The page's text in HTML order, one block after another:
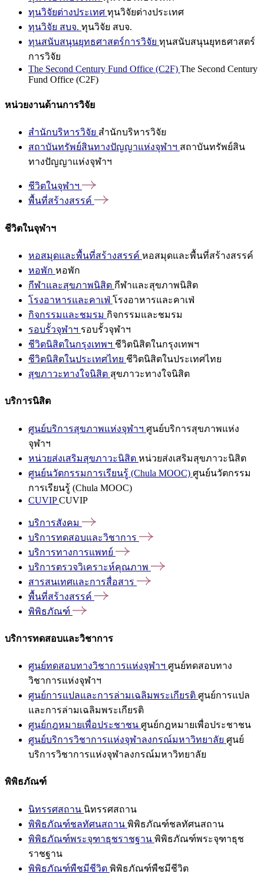
ทุนวิจัยต่างประเทศ ทุนวิจัยต่างประเทศ
ทุนวิจัย สบจ. ทุนวิจัย สบจ.
ทุนสนับสนุนยุทธศาสตร์การวิจัย ทุนสนับสนุนยุทธศาสตร์
การวิจัย
The Second Century Fund Office (C2F) The Second Century
Fund Office (C2F)
หน่วยงานด้านการวิจัย
สำนักบริหารวิจัย สำนักบริหารวิจัย
สถาบันทรัพย์สินทางปัญญาแห่งจุฬาฯ สถาบันทรัพย์สิน
ทางปัญญาแห่งจุฬาฯ
ชีวิตในจุฬาฯ
พื้นที่สร้างสรรค์
ชีวิตในจุฬาฯ
หอสมุดและพื้นที่สร้างสรรค์ หอสมุดและพื้นที่สร้างสรรค์
หอพัก หอพัก
กีฬาและสุขภาพนิสิต กีฬาและสุขภาพนิสิต
โรงอาหารและคาเฟ่ โรงอาหารและคาเฟ่
กิจกรรมและชมรม กิจกรรมและชมรม
รอบรั้วจุฬาฯ รอบรั้วจุฬาฯ
ชีวิตนิสิตในกรุงเทพฯ ชีวิตนิสิตในกรุงเทพฯ
ชีวิตนิสิตในประเทศไทย ชีวิตนิสิตในประเทศไทย
สุขภาวะทางใจนิสิต สุขภาวะทางใจนิสิต
บริการนิสิต
ศูนย์บริการสุขภาพแห่งจุฬาฯ ศูนย์บริการสุขภาพแห่ง
จุฬาฯ
หน่วยส่งเสริมสุขภาวะนิสิต หน่วยส่งเสริมสุขภาวะนิสิต
ศูนย์นวัตกรรมการเรียนรู้ (Chula MOOC) ศูนย์นวัตกรรม
การเรียนรู้ (Chula MOOC)
CUVIPCUVIP
บริการสังคม
บริการทดสอบและวิชาการ
บริการทางการแพทย์
บริการตรวจวิเคราะห์คุณภาพ
สารสนเทศและการสื่อสาร
พื้นที่สร้างสรรค์
พิพิธภัณฑ์
บริการทดสอบและวิชาการ
ศูนย์ทดสอบทางวิชาการแห่งจุฬาฯ ศูนย์ทดสอบทาง
วิชาการแห่งจุฬาฯ
ศูนย์การแปลและการล่ามเฉลิมพระเกียรติ ศูนย์การแปล
และการล่ามเฉลิมพระเกียรติ
ศูนย์กฎหมายเพื่อประชาชน ศูนย์กฎหมายเพื่อประชาชน
ศูนย์บริการวิชาการแห่งจุฬาลงกรณ์มหาวิทยาลัย ศูนย์
บริการวิชาการแห่งจุฬาลงกรณ์มหาวิทยาลัย
พิพิธภัณฑ์
นิทรรศสถาน นิทรรศสถาน
พิพิธภัณฑ์ชลทัศนสถาน พิพิธภัณฑ์ชลทัศนสถาน
พิพิธภัณฑ์พระจุฑาธุชราชฐาน พิพิธภัณฑ์พระจุฑาธุช
ราชฐาน
พิพิธภัณฑ์พืชมีชีวิต พิพิธภัณฑ์พืชมีชีวิต